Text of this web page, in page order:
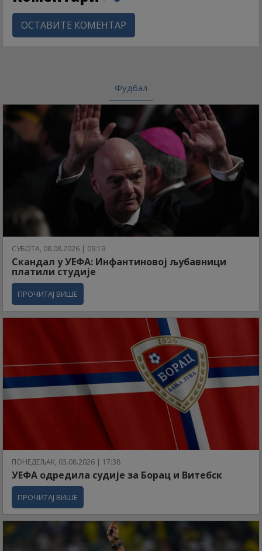
ОСТАВИТЕ КОМЕНТАР
Фудбал
СУБОТА, 08.08.2026 | 09:19
Скандал у УЕФА: Инфантиновој љубавници
платили студије
ПРОЧИТАЈ ВИШЕ
ПОНЕДЕЉАК, 03.08.2026 | 17:38
УЕФА одредила судије за Борац и Витебск
ПРОЧИТАЈ ВИШЕ